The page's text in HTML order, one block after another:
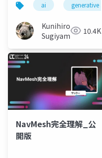
ai generative ai
Kunihiro
Sugiyama
10.4K
NavMesh完全理解_公
開版